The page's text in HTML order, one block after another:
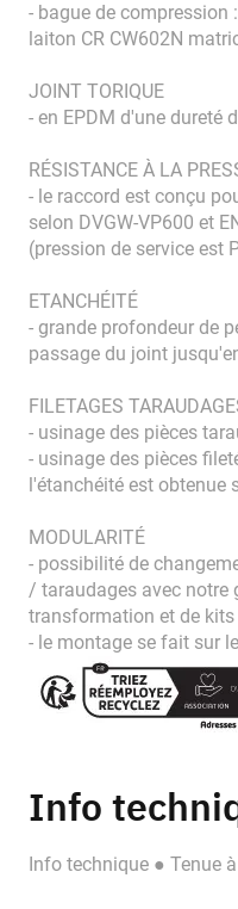
- bague de compression :
laiton CR CW602N
JOINT TORIQUE
- en EPDM d'une dureté
RÉSISTANCE À LA
- le raccord est conçu
selon DVGW-VP600 et
(pression de service est
ETANCHÉITÉ
- grande profondeur de
passage du joint
FILETAGES
- usinage des pièces
- usinage des pièces
l'étanchéité est
MODULARITÉ
- possibilité de
/ taraudages avec notre
transformation et de kits
- le montage se fait sur
Info
Info technique ● Tenue